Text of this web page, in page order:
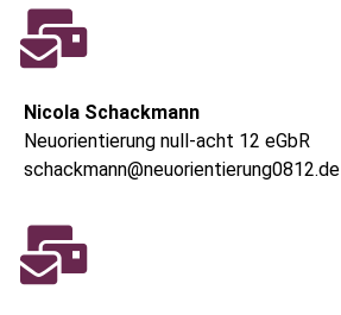
Nicola Schackmann
Neuorientierung null-acht 12 eGbR
schackmann@neuorientierung0812.de